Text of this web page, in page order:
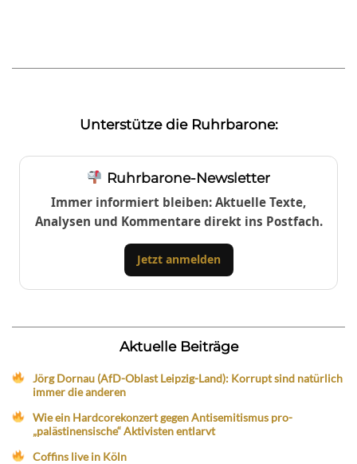
Unterstütze die Ruhrbarone:
Ruhrbarone-Newsletter
Immer informiert bleiben: Aktuelle Texte,
Analysen und Kommentare direkt ins Postfach.
Jetzt anmelden
Aktuelle Beiträge
Jörg Dornau (AfD-Oblast Leipzig-Land): Korrupt sind natürlich
immer die anderen
Wie ein Hardcorekonzert gegen Antisemitismus pro-
„palästinensische“ Aktivisten entlarvt
Coffins live in Köln